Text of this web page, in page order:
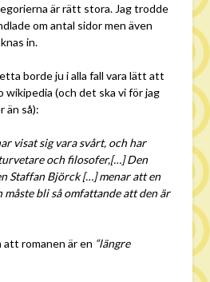
är rätt stora. Jag trodde
om antal sidor men även
in.
borde ju i alla fall vara lätt att
wikipedia (och det ska vi för jag
än så):
visat sig vara svårt, och har
och filosofer,[…] Den
Staffan Björck […] menar att en
bli så omfattande att den är
att romanen är en “längre